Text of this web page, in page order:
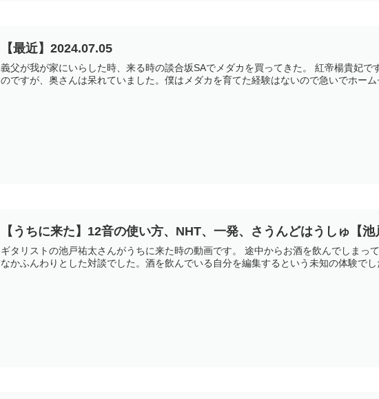
【最近】2024.07.05
義父が我が家にいらした時、来る時の談合坂SAでメダカを買ってきた。 紅帝楊貴妃
のですが、奥さんは呆れていました。僕はメダカを育てた経験はないので急いでホーム
【うちに来た】12音の使い方、NHT、一発、さうんどはうしゅ【池
ギタリストの池戸祐太さんがうちに来た時の動画です。 途中からお酒を飲んでしまっ
なかふんわりとした対談でした。酒を飲んでいる自分を編集するという未知の体験でし